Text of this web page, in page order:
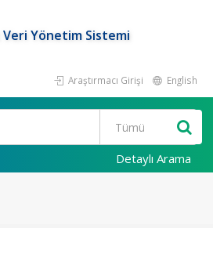
Yönetim Sistemi
Araştırmacı Girişi English
Detaylı Arama